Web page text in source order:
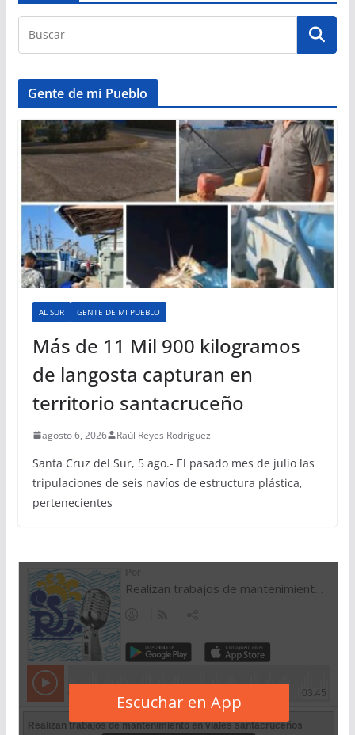
Gente de mi Pueblo
AL SUR GENTE DE MI PUEBLO
Más de 11 Mil 900 kilogramos
de langosta capturan en
territorio santacruceño
agosto 6, 2026 Raúl Reyes Rodríguez
Santa Cruz del Sur, 5 ago.- El pasado mes de julio las
tripulaciones de seis navíos de estructura plástica,
pertenecientes